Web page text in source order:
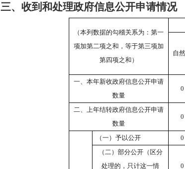
三、收到和处理政府信息公开申请情况
（本列数据的勾稽关系为：第一
项加第二项之和，等于第三项加
第四项之和）
自
一、本年新收政府信息公开申请
数量
0
二、上年结转政府信息公开申请
数量
0
（一）予以公开 0
（二）部分公开（区分
处理的，只计这一情
0